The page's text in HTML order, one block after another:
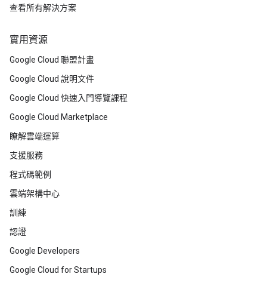
查看所有解決方案
實用資源
Google Cloud 聯盟計畫
Google Cloud 說明文件
Google Cloud 快速入門導覽課程
Google Cloud Marketplace
瞭解雲端運算
支援服務
程式碼範例
雲端架構中心
訓練
認證
Google Developers
Google Cloud for Startups